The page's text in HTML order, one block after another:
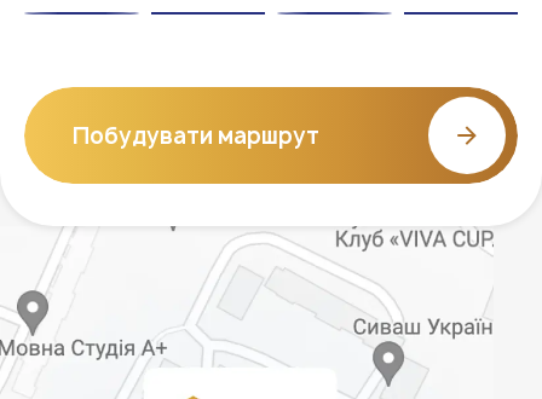
Побудувати маршрут